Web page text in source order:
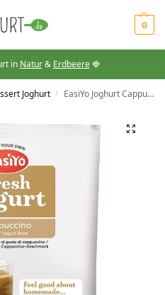
0
in Natur& Erdbeere🍓
Joghurt / EasiYo Joghurt Cappuccino